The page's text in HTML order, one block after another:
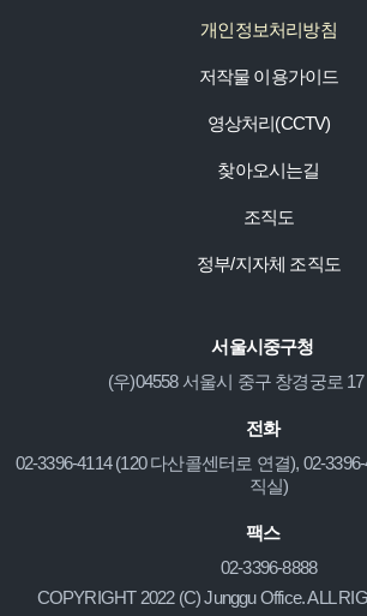
개인정보처리방침
저작물 이용가이드
영상처리(CCTV)
찾아오시는길
조직도
정부/지자체 조직도
서울시중구청
(우)04558 서울시 중구 창경궁로
전화
02-3396-4114 (120 다산콜센터로 연결), 02-
직실)
팩스
02-3396-8888
COPYRIGHT 2022 (C) Junggu Office. ALL